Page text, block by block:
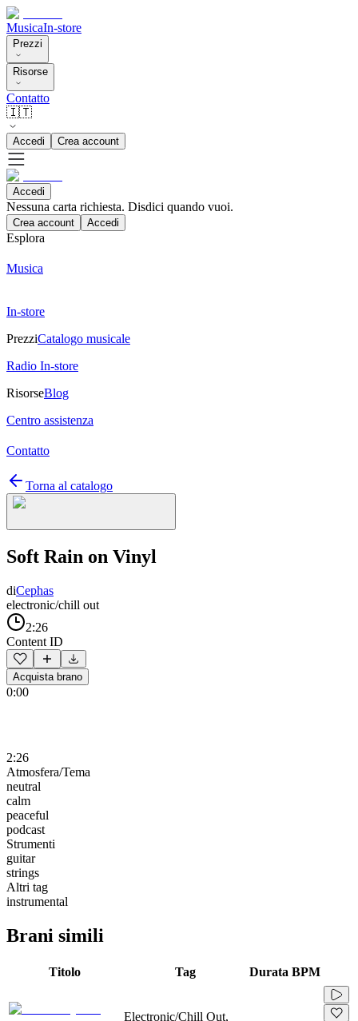
MusicaIn-store
Prezzi
Risorse
Contatto
🇮🇹
Accedi Crea account
Accedi
Nessuna carta richiesta. Disdici quando vuoi.
Crea account Accedi
Esplora
Musica
In-store
PrezziCatalogo musicale
Radio In-store
RisorseBlog
Centro assistenza
Contatto
Torna al catalogo
Soft Rain on Vinyl
diCephas
electronic/chill out
2:26
Content ID
Acquista brano
0:00
2:26
Atmosfera/Tema
neutral
calm
peaceful
podcast
Strumenti
guitar
strings
Altri tag
instrumental
Brani simili
Titolo Tag Durata BPM
Electronic/Chill Out,